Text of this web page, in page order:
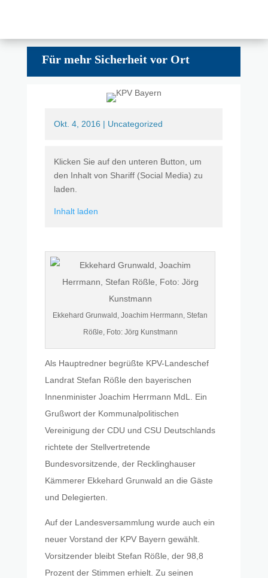
Für mehr Sicherheit vor Ort
Okt. 4, 2016 | Uncategorized
Klicken Sie auf den unteren Button, um
den Inhalt von Shariff (Social Media) zu
laden.
Inhalt laden
Ekkehard Grunwald, Joachim Herrmann, Stefan
Rößle, Foto: Jörg Kunstmann
Als Hauptredner begrüßte KPV-Landeschef
Landrat Stefan Rößle den bayerischen
Innenminister Joachim Herrmann MdL. Ein
Grußwort der Kommunalpolitischen
Vereinigung der CDU und CSU Deutschlands
richtete der Stellvertretende
Bundesvorsitzende, der Recklinghauser
Kämmerer Ekkehard Grunwald an die Gäste
und Delegierten.
Auf der Landesversammlung wurde auch ein
neuer Vorstand der KPV Bayern gewählt.
Vorsitzender bleibt Stefan Rößle, der 98,8
Prozent der Stimmen erhielt. Zu seinen